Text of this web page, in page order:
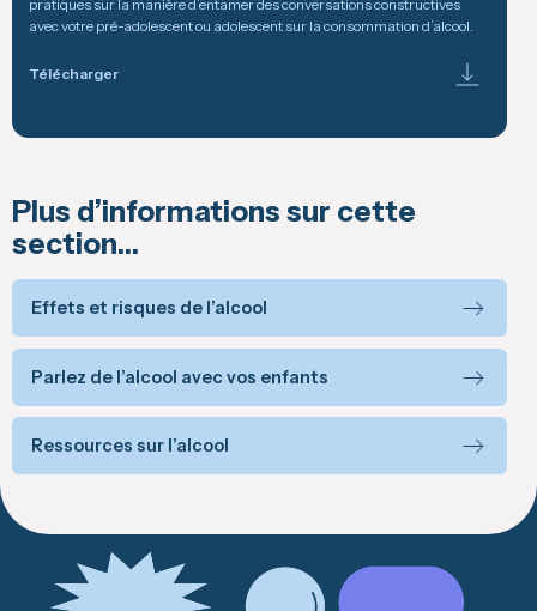
pratiques sur la manière d’entamer des conversations constructives
avec votre pré-adolescent ou adolescent sur la consommation d’alcool.
Télécharger
Plus d’informations sur cette
section…
Effets et risques de l’alcool
Parlez de l’alcool avec vos enfants
Ressources sur l’alcool